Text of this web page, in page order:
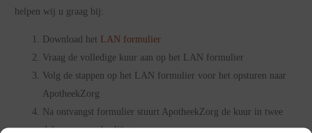
helpen wij u graag bij:
Download het LAN formulier
Vraag de volledige kuur aan op het LAN formulier
Volg de stappen op het LAN formulier voor het opsturen naar
ApotheekZorg
Na ontvangst formulier stuurt ApotheekZorg de kuur in twee
delen op naar de cliënt